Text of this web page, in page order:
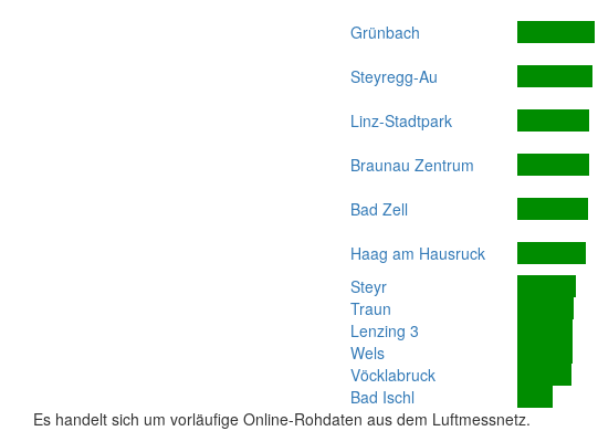
Grünbach
Steyregg-Au
Linz-Stadtpark
Braunau Zentrum
Bad Zell
Haag am Hausruck
Steyr
Traun
Lenzing 3
Wels
Vöcklabruck
Bad Ischl
Es handelt sich um vorläufige Online-Rohdaten aus dem Luftmessnetz.